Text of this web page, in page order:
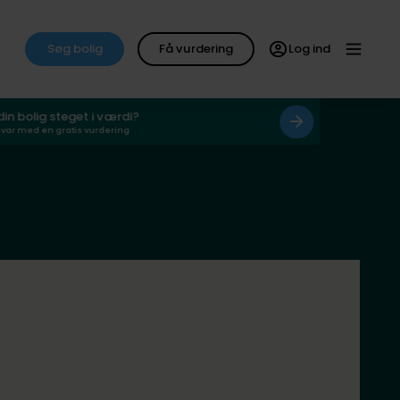
Søg bolig Få vurdering Log ind
bolig steget i værdi?
med en gratis vurdering